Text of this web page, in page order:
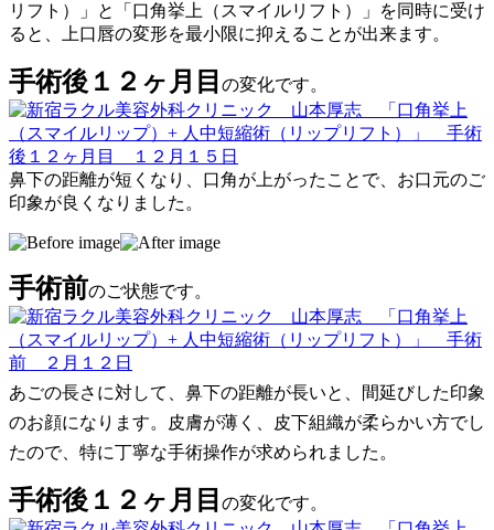
リフト）」と「口角挙上（スマイルリフト）」を同時に受け
ると、上口唇の変形を最小限に抑えることが出来ます。
手術後１２ヶ月目 の変化です。
鼻下の距離が短くなり、口角が上がったことで、お口元のご
印象が良くなりました。
手術前のご状態です。
あごの長さに対して、鼻下の距離が長いと、間延びした印象
のお顔になります。皮膚が薄く、皮下組織が柔らかい方でし
たので、特に丁寧な手術操作が求められました。
手術後１２ヶ月目 の変化です。